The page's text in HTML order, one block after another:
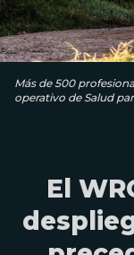
Más de 500
operativo de Salud
El